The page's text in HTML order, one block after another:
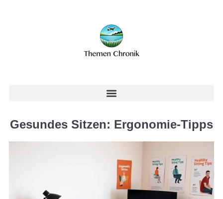
Gesundes Sitzen: Ergonomie-Tipps